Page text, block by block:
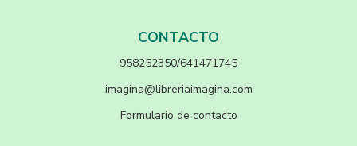
CONTACTO
958252350/641471745
imagina@libreriaimagina.com
Formulario de contacto